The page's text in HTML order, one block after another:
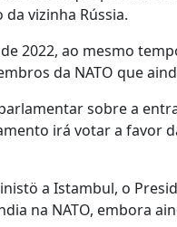
vizinha Rússia.
2022, ao mesmo
da NATO que
sobre a
irá votar a favor
a Istambul, o
na NATO, embora